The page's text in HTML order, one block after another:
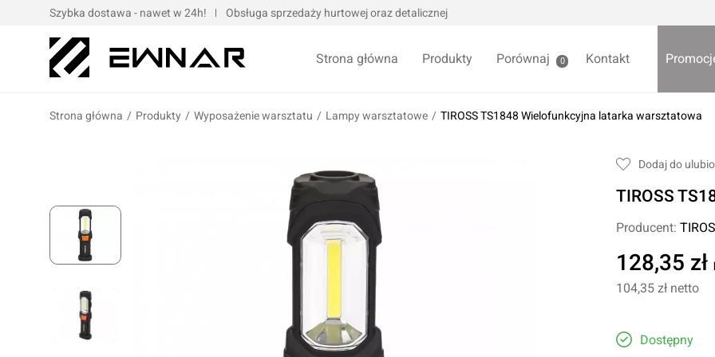
Szybka dostawa - nawet w 24h! Obsługa sprzedaży hurtowej oraz detalicznej
Strona główna Produkty
Bity, nasadki, końcówki
Wulkanizacja
Prasy oraz narzędzia hydrauliczne
Wózki i zestawy narzędziowe
Opaski metalowe
Obejmy metalowe
Taśmy
Oleje przekładniowe
Oleje motocyklowe
Akcesoria samochodowe
Wycieraczki samochodowe
Foteliki samochodowe
Akcesoria dla dzieci
Lodówki turystyczne
Porównaj 0 Kontakt
Strona główna / Produkty / Wyposażenie warsztatu / Lampy warsztatowe / TIROSS TS1848 Wielofunkcyjna latarka warsztatowa
Dodaj do
TIROSS
Producent:
128,35 zł
104,35 zł netto
Dostępny